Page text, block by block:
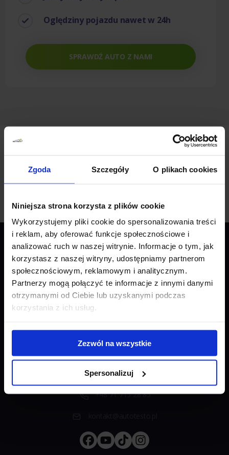
Zgoda Szczegóły O plikach cookies
Niniejsza strona korzysta z plików cookie
Wykorzystujemy pliki cookie do spersonalizowania treści
i reklam, aby oferować funkcje społecznościowe i
analizować ruch w naszej witrynie. Informacje o tym, jak
korzystasz z naszej witryny, udostępniamy partnerom
społecznościowym, reklamowym i analitycznym.
Partnerzy mogą połączyć te informacje z innymi danymi
otrzymanymi od Ciebie lub uzyskanymi podczas
korzystania z ich usług.
Zezwól na wszystkie
Spersonalizuj
Oględziny pojazdu nawet w 24h
SPRAWDŹ AUTO Z NAMI
Autotesto
ul. Rybacka 9/3A
53-656 Wrocław
+48 71 715 28 85